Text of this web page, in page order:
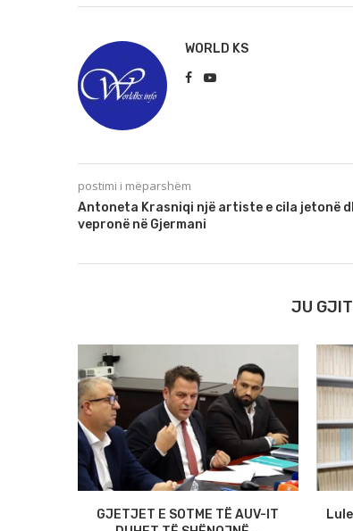
WORLD KS
postimi i mëparshëm
Antoneta Krasniqi një artiste e cila jetonë
vepronë në Gjermani
JU
GJETJET E SOTME TË AUV-IT